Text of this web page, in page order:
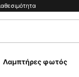
Λαμπτήρες φωτός